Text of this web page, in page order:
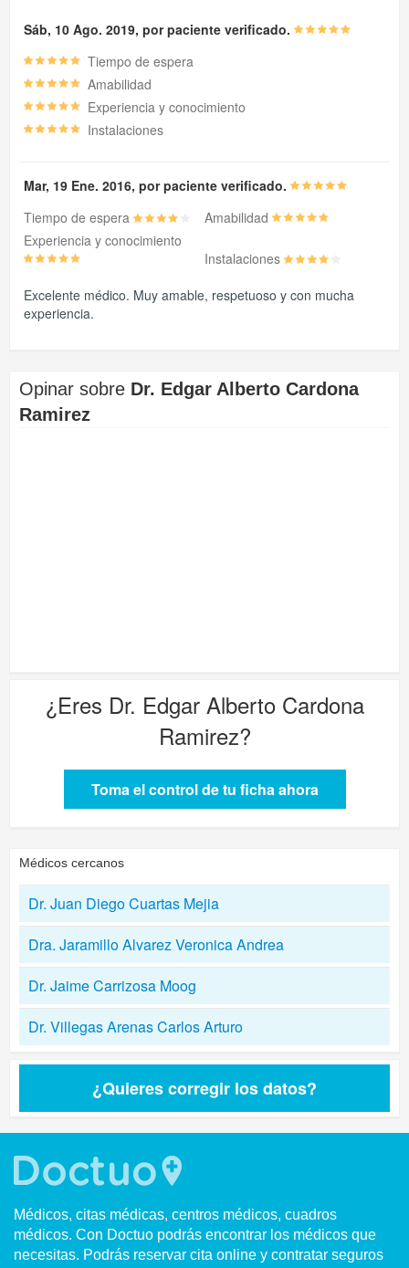
Sáb, 10 Ago. 2019, por paciente verificado.
Tiempo de espera
Amabilidad
Experiencia y conocimiento
Instalaciones
Mar, 19 Ene. 2016, por paciente verificado.
Tiempo de espera
Amabilidad
Experiencia y conocimiento
Instalaciones
Excelente médico. Muy amable, respetuoso y con mucha
experiencia.
Opinar sobre Dr. Edgar Alberto Cardona
Ramirez
¿Eres Dr. Edgar Alberto Cardona
Ramirez?
Toma el control de tu ficha ahora
Médicos cercanos
Dr. Juan Diego Cuartas Mejia
Dra. Jaramillo Alvarez Veronica Andrea
Dr. Jaime Carrizosa Moog
Dr. Villegas Arenas Carlos Arturo
¿Quieres corregir los datos?
Médicos, citas médicas, centros médicos, cuadros
médicos. Con Doctuo podrás encontrar los médicos que
necesitas. Podrás reservar cita online y contratar seguros